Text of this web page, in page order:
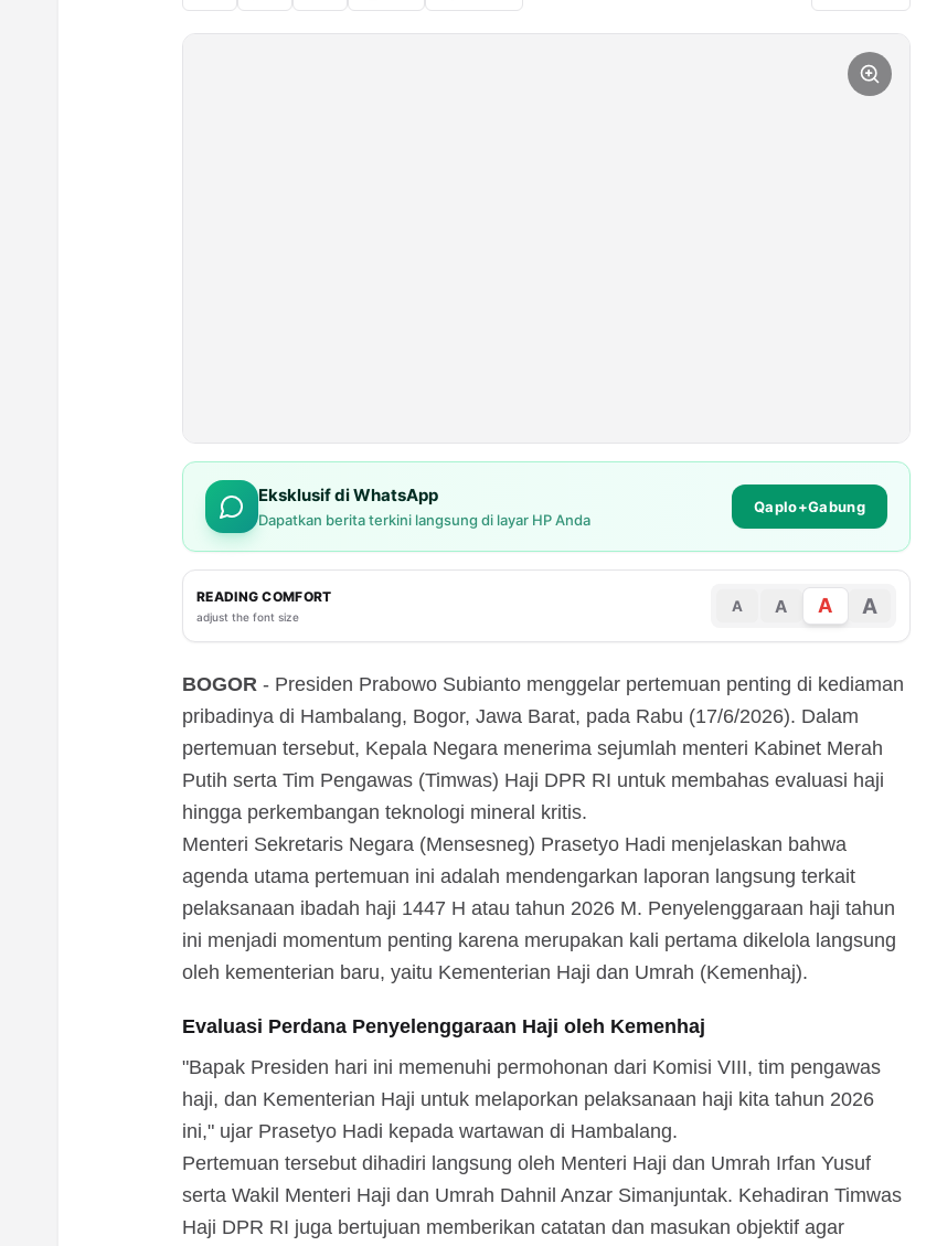
Eksklusif di WhatsApp
Dapatkan berita terkini langsung di layar HP Anda
Qaplo+Gabung
READING COMFORT
adjust the font size
A A A A
BOGOR - Presiden Prabowo Subianto menggelar pertemuan penting di kediaman
pribadinya di Hambalang, Bogor, Jawa Barat, pada Rabu (17/6/2026). Dalam
pertemuan tersebut, Kepala Negara menerima sejumlah menteri Kabinet Merah
Putih serta Tim Pengawas (Timwas) Haji DPR RI untuk membahas evaluasi haji
hingga perkembangan teknologi mineral kritis.
Menteri Sekretaris Negara (Mensesneg) Prasetyo Hadi menjelaskan bahwa
agenda utama pertemuan ini adalah mendengarkan laporan langsung terkait
pelaksanaan ibadah haji 1447 H atau tahun 2026 M. Penyelenggaraan haji tahun
ini menjadi momentum penting karena merupakan kali pertama dikelola langsung
oleh kementerian baru, yaitu Kementerian Haji dan Umrah (Kemenhaj).
Evaluasi Perdana Penyelenggaraan Haji oleh Kemenhaj
"Bapak Presiden hari ini memenuhi permohonan dari Komisi VIII, tim pengawas
haji, dan Kementerian Haji untuk melaporkan pelaksanaan haji kita tahun 2026
ini," ujar Prasetyo Hadi kepada wartawan di Hambalang.
Pertemuan tersebut dihadiri langsung oleh Menteri Haji dan Umrah Irfan Yusuf
serta Wakil Menteri Haji dan Umrah Dahnil Anzar Simanjuntak. Kehadiran Timwas
Haji DPR RI juga bertujuan memberikan catatan dan masukan objektif agar